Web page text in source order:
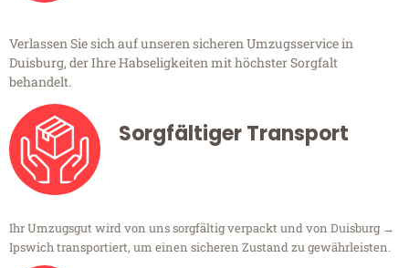
Verlassen Sie sich auf unseren sicheren Umzugsservice in
Duisburg, der Ihre Habseligkeiten mit höchster Sorgfalt
behandelt.
Sorgfältiger Transport
Ihr Umzugsgut wird von uns sorgfältig verpackt und von Duisburg →
Ipswich transportiert, um einen sicheren Zustand zu gewährleisten.